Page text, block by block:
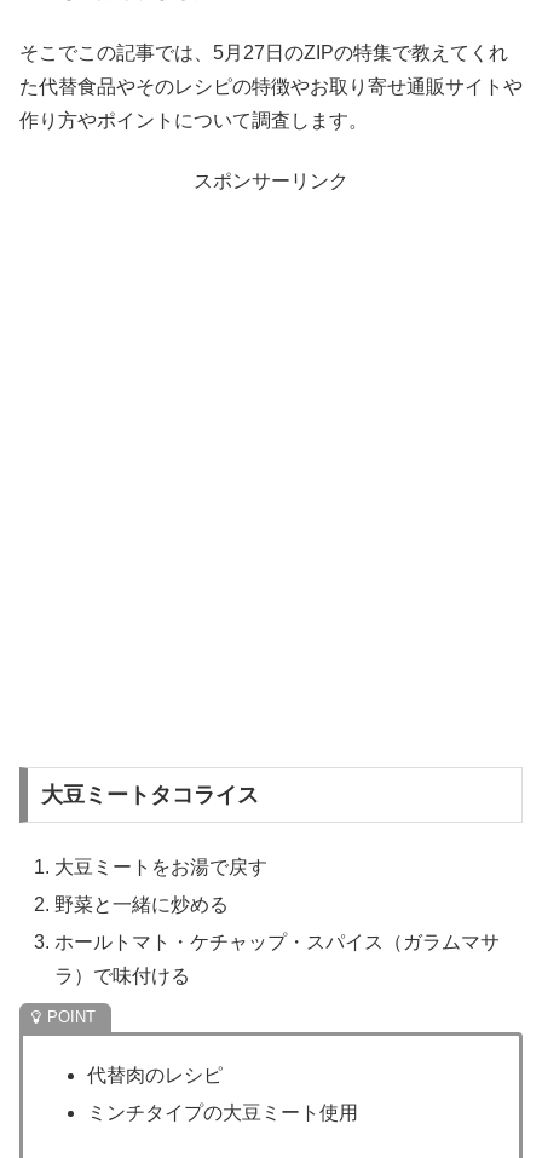
そこでこの記事では、5月27日のZIPの特集で教えてくれ
た代替食品やそのレシピの特徴やお取り寄せ通販サイトや
作り方やポイントについて調査します。
スポンサーリンク
大豆ミートタコライス
大豆ミートをお湯で戻す
野菜と一緒に炒める
ホールトマト・ケチャップ・スパイス（ガラムマサ
ラ）で味付ける
代替肉のレシピ
ミンチタイプの大豆ミート使用